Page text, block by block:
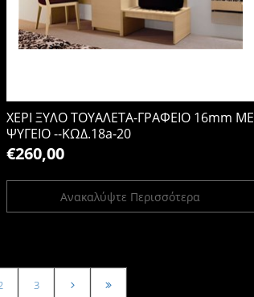
ΧΕΡΙ ΞΥΛΟ ΤΟΥΑΛΕΤΑ-ΓΡΑΦΕΙΟ 16mm ΜΕ
ΨΥΓΕΙΟ --ΚΩΔ.18a-20
€260,00
Ανακαλύψτε Περισσότερα
3